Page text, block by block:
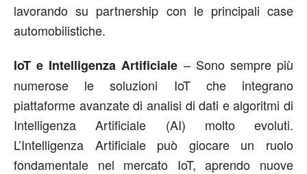
lavorando su partnership con le principali case
automobilistiche.
IoT e Intelligenza Artificiale – Sono sempre più
numerose le soluzioni IoT che integrano
piattaforme avanzate di analisi di dati e algoritmi di
Intelligenza Artificiale (AI) molto evoluti.
L’Intelligenza Artificiale può giocare un ruolo
fondamentale nel mercato IoT, aprendo nuove